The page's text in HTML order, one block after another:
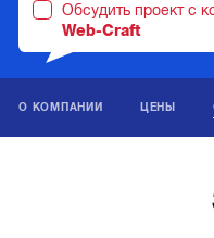
Обсудить проект с
Web-Craft
О КОМПАНИИ ЦЕНЫ